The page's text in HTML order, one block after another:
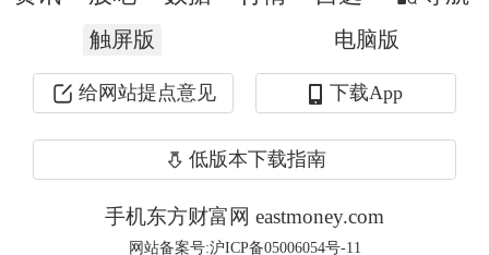
300亿元，降幅约为34%。
约束短期行为方面，《规定》进行了优
化赎回费的制度安排。一方面，将现
归基金销售机构所有”的制度安排，优
触屏版 电脑版
给网站提点意见 下载App
低版本下载指南
手机东方财富网 eastmoney.com
网站备案号:沪ICP备05006054号-11